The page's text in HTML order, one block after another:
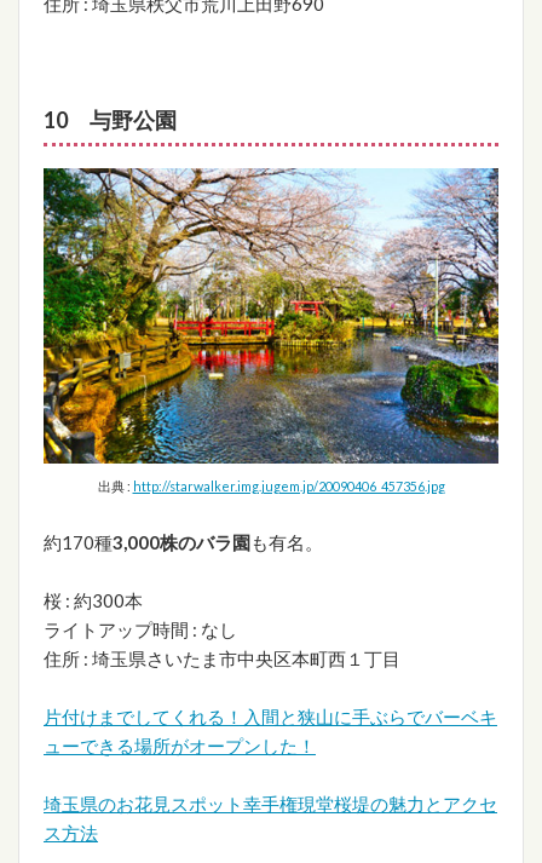
10 与野公園
出典 : http://starwalker.img.jugem.jp/20090406_457356.jpg
約170種3,000株のバラ園も有名。
桜 : 約300本
ライトアップ時間 : なし
住所 : 埼玉県さいたま市中央区本町西１丁目
片付けまでしてくれる！入間と狭山に手ぶらでバーベキ
ューできる場所がオープンした！
埼玉県のお花見スポット幸手権現堂桜堤の魅力とアクセ
ス方法